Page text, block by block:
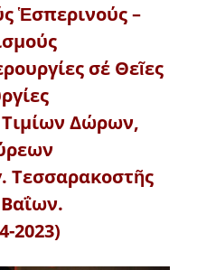
Ἑσπερινούς –
σέ Θεῖες
Δώρων,
Τεσσαρακοστῆς
2023)